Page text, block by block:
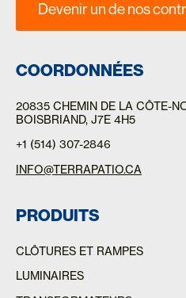
Devenir un de nos
COORDONNÉES
20835 CHEMIN DE LA CÔTE-
BOISBRIAND, J7E 4H5
+1 (514) 307-2846
INFO@TERRAPATIO.CA
PRODUITS
CLÔTURES ET RAMPES
LUMINAIRES